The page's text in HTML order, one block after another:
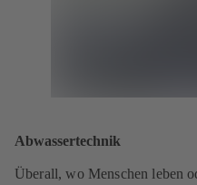
Abwassertechnik
Überall, wo Menschen leben